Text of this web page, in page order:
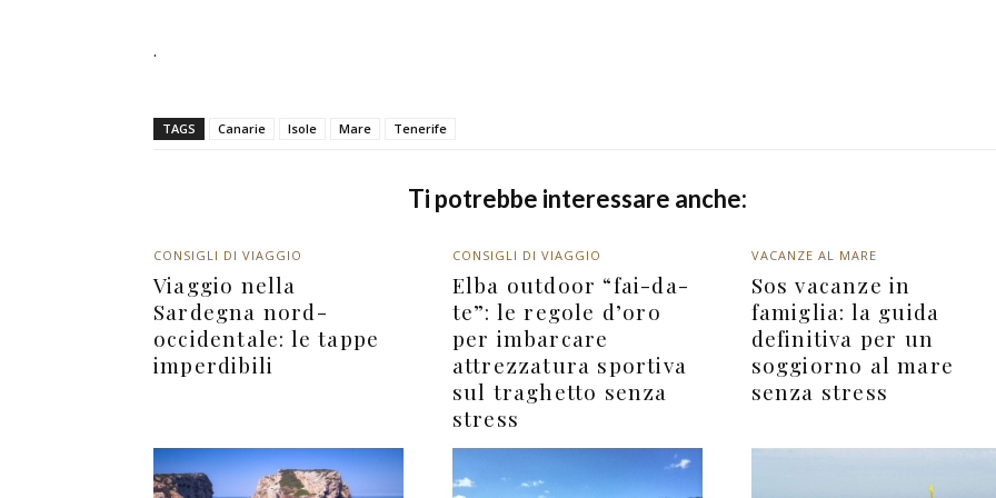
.
TAGS Canarie Isole Mare Tenerife
Ti potrebbe interessare anche:
CONSIGLI DI VIAGGIO
Viaggio nella
Sardegna nord-
occidentale: le tappe
imperdibili
CONSIGLI DI VIAGGIO
Elba outdoor “fai-da-
te”: le regole d’oro
per imbarcare
attrezzatura sportiva
sul traghetto senza
stress
VACANZE AL MARE
Sos vacanze in
famiglia: la guida
definitiva per un
soggiorno al mare
senza stress